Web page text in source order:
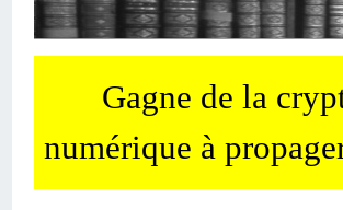
Gagne de la
numérique à